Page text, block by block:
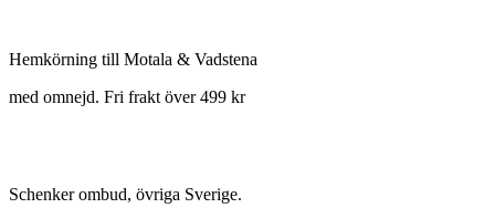
Hemkörning till Motala & Vadstena
med omnejd. Fri frakt över 499 kr
Schenker ombud, övriga Sverige.